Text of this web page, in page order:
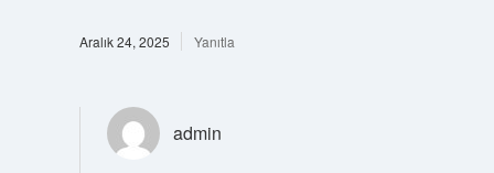
Aralık 24, 2025 Yanıtla
admin